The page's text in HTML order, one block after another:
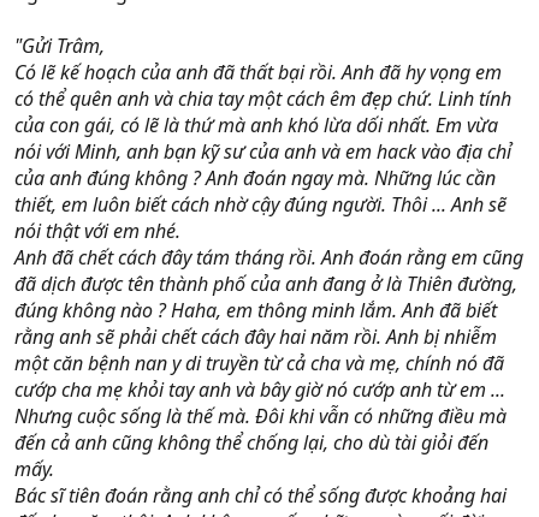
"Gửi Trâm,
Có lẽ kế hoạch của anh đã thất bại rồi. Anh đã hy vọng em
có thể quên anh và chia tay một cách êm đẹp chứ. Linh tính
của con gái, có lẽ là thứ mà anh khó lừa dối nhất. Em vừa
nói với Minh, anh bạn kỹ sư của anh và em hack vào địa chỉ
của anh đúng không ? Anh đoán ngay mà. Những lúc cần
thiết, em luôn biết cách nhờ cậy đúng người. Thôi ... Anh sẽ
nói thật với em nhé.
Anh đã chết cách đây tám tháng rồi. Anh đoán rằng em cũng
đã dịch được tên thành phố của anh đang ở là Thiên đường,
đúng không nào ? Haha, em thông minh lắm. Anh đã biết
rằng anh sẽ phải chết cách đây hai năm rồi. Anh bị nhiễm
một căn bệnh nan y di truyền từ cả cha và mẹ, chính nó đã
cướp cha mẹ khỏi tay anh và bây giờ nó cướp anh từ em ...
Nhưng cuộc sống là thế mà. Đôi khi vẫn có những điều mà
đến cả anh cũng không thể chống lại, cho dù tài giỏi đến
mấy.
Bác sĩ tiên đoán rằng anh chỉ có thể sống được khoảng hai